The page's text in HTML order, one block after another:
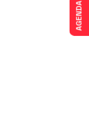
AGENDA